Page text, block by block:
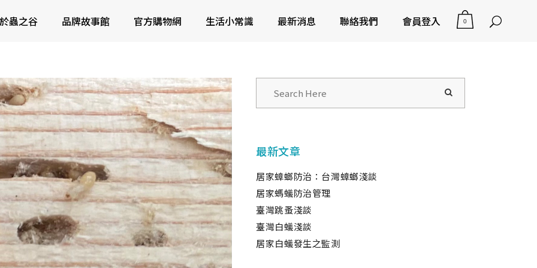
0
蟲之谷 品牌故事館 官方購物網 生活小常識 最新消息 聯絡我們 會員登入
最新文章
居家蟑螂防治：台灣蟑螂淺談
居家螞蟻防治管理
臺灣跳蚤淺談
臺灣白蟻淺談
居家白蟻發生之監測